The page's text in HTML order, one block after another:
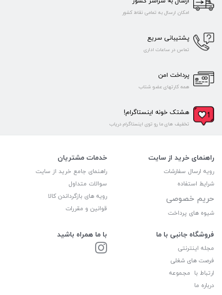
امکان ارسال به تمامی نقاط کشور
پشتیبانی سریع
تماس در ساعات اداری
پرداخت امن
همه کارتهای عضو شتاب
هشتک خونه اینستاگرام!
تخفیف های ما رو توی اینستاگرام دریاب
راهنمای خرید از سایت
رویه ارسال سفارشات
شرایط استفاده
حریم خصوصی
شیوه های پرداخت
خدمات مشتریان
راهنمای جامع خرید از سایت
سوالات متداول
رویه های بازگرداندن کالا
قوانین و مقررات
فروشگاه جانبی با ما
مجله اینترنتی
فرصت های شغلی
ارتباط با مجموعه
درباره ما
با ما همراه باشید